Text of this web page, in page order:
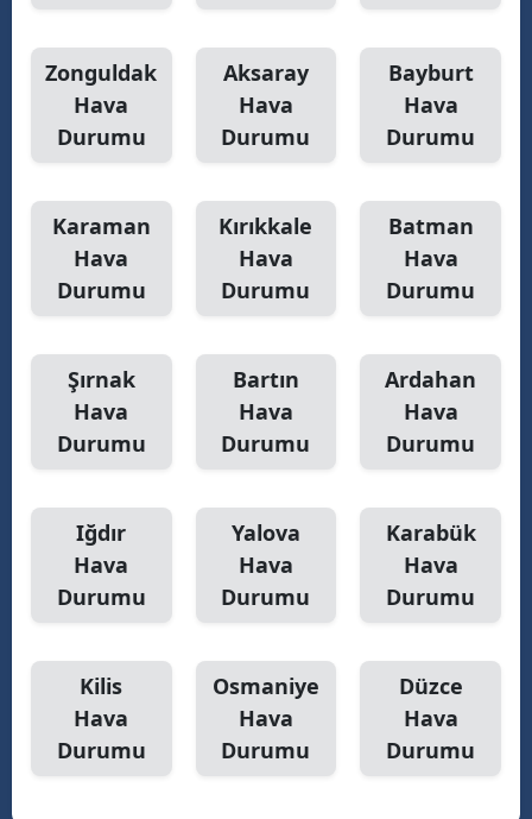
Zonguldak
Hava
Durumu
Aksaray
Hava
Durumu
Bayburt
Hava
Durumu
Karaman
Hava
Durumu
Kırıkkale
Hava
Durumu
Batman
Hava
Durumu
Şırnak
Hava
Durumu
Bartın
Hava
Durumu
Ardahan
Hava
Durumu
Iğdır
Hava
Durumu
Yalova
Hava
Durumu
Karabük
Hava
Durumu
Kilis
Hava
Durumu
Osmaniye
Hava
Durumu
Düzce
Hava
Durumu